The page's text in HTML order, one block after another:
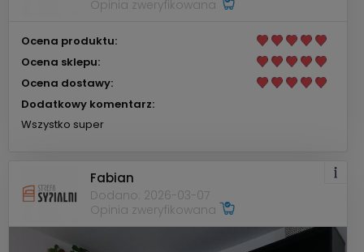
Opinia zweryfikowana
Ocena produktu:
Ocena sklepu:
Ocena dostawy:
Dodatkowy komentarz:
Wszystko super
Fabian
Dodano: 2026-03-07
Opinia zweryfikowana